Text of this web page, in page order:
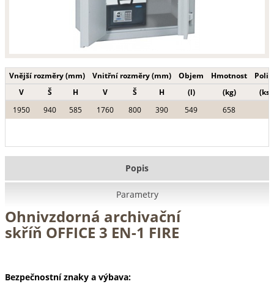
Vnější rozměry (mm) Vnitřní rozměry (mm) Objem Hmotnost
V
Š H V Š H (l) (kg)
(ks)
1950
940 585 1760 800 390 549 658
Popis
Parametry
Ohnivzdorná archivační
skříň OFFICE 3 EN-1 FIRE
Bezpečnostní znaky a výbava: